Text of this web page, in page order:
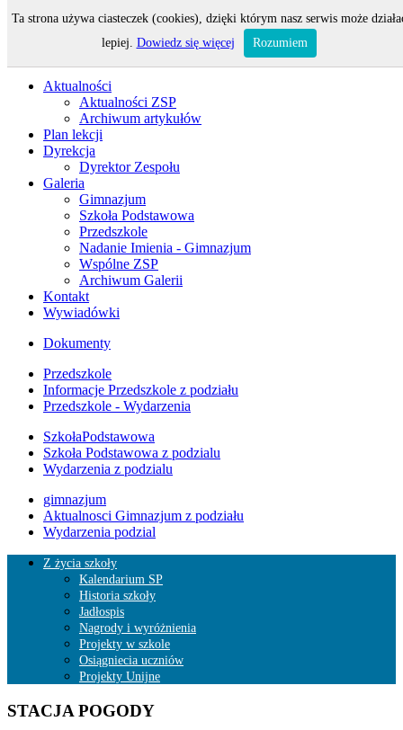
Odwiedza nas 237 gości oraz 0 użytkowników.
Aktualności
Aktualności ZSP
Archiwum artykułów
Plan lekcji
Dyrekcja
Dyrektor Zespołu
Galeria
Gimnazjum
Szkoła Podstawowa
Przedszkole
Nadanie Imienia - Gimnazjum
Wspólne ZSP
Archiwum Galerii
Kontakt
Wywiadówki
Dokumenty
Przedszkole
Informacje Przedszkole z podziału
Przedszkole - Wydarzenia
SzkołaPodstawowa
Szkoła Podstawowa z podzialu
Wydarzenia z podzialu
gimnazjum
Aktualnosci Gimnazjum z podziału
Wydarzenia podzial
Z życia szkoły
Kalendarium SP
Historia szkoły
Jadłospis
Nagrody i wyróżnienia
Projekty w szkole
Osiągniecia uczniów
Projekty Unijne
STACJA POGODY
Ta strona używa ciasteczek (cookies), dzięki którym nasz serwis może
lepiej. Dowiedz się więcej Rozumiem